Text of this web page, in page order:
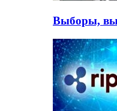
Выборы,